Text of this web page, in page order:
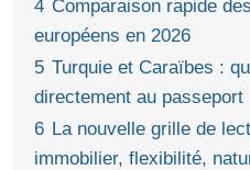
4 Comparaison rapide
européens en 2026
5 Turquie et Caraïbes :
directement au passeport
6 La nouvelle grille de
immobilier, flexibilité,